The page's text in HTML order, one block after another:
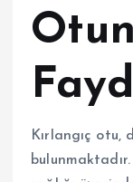
Kırlangıç